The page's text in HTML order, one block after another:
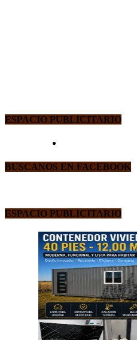
ESPACIO PUBLICITARIO
BUSCANOS EN FACEBOOK
ESPACIO PUBLICITARIO